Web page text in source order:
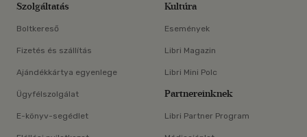
Szolgáltatás
Boltkereső
Fizetés és szállítás
Ajándékkártya egyenlege
Ügyfélszolgálat
E-könyv-segédlet
Kultúra
Események
Libri Magazin
Libri Mini Polc
Partnereinknek
Libri Partner Program